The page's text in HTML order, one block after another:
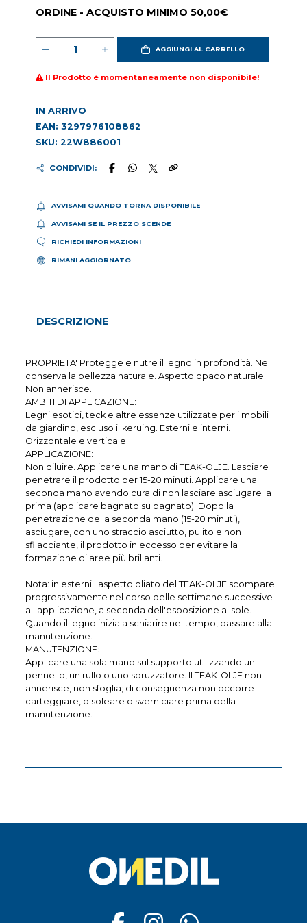
ORDINE - ACQUISTO MINIMO 50,00€
AGGIUNGI AL CARRELLO
Il Prodotto è momentaneamente non disponibile!
IN ARRIVO
EAN: 3297976108862
SKU: 22W886001
CONDIVIDI:
AVVISAMI QUANDO TORNA DISPONIBILE
AVVISAMI SE IL PREZZO SCENDE
RICHIEDI INFORMAZIONI
RIMANI AGGIORNATO
DESCRIZIONE
PROPRIETA' Protegge e nutre il legno in profondità. Ne
conserva la bellezza naturale. Aspetto opaco naturale.
Non annerisce.
AMBITI DI APPLICAZIONE:
Legni esotici, teck e altre essenze utilizzate per i mobili
da giardino, escluso il keruing. Esterni e interni.
Orizzontale e verticale.
APPLICAZIONE:
Non diluire. Applicare una mano di TEAK-OLJE. Lasciare
penetrare il prodotto per 15-20 minuti. Applicare una
seconda mano avendo cura di non lasciare asciugare la
prima (applicare bagnato su bagnato). Dopo la
penetrazione della seconda mano (15-20 minuti),
asciugare, con uno straccio asciutto, pulito e non
sfilacciante, il prodotto in eccesso per evitare la
formazione di aree più brillanti.
Nota: in esterni l'aspetto oliato del TEAK-OLJE scompare
progressivamente nel corso delle settimane successive
all'applicazione, a seconda dell'esposizione al sole.
Quando il legno inizia a schiarire nel tempo, passare alla
manutenzione.
MANUTENZIONE:
Applicare una sola mano sul supporto utilizzando un
pennello, un rullo o uno spruzzatore. Il TEAK-OLJE non
annerisce, non sfoglia; di conseguenza non occorre
carteggiare, disoleare o sverniciare prima della
manutenzione.